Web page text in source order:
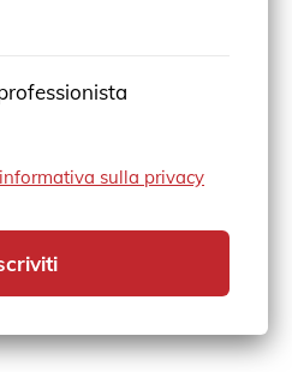
informativa sulla privacy